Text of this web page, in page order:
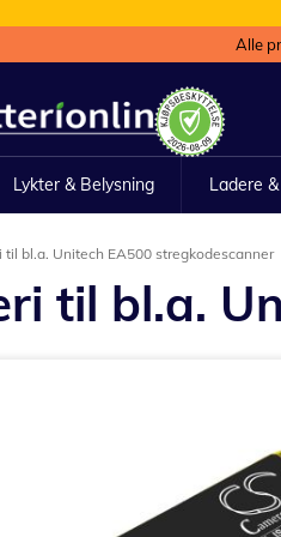
Alle
Lykter & Belysning Ladere
til bl.a. Unitech EA500 stregkodescanner
til bl.a.